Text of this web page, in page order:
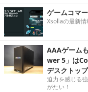
ゲームコマ
Xsollaの最新情
AAAゲーム
wer 5」は
デスクトッ
迫力を感じる
がたい！